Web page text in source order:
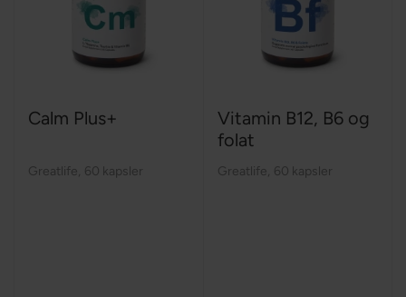
Calm Plus+
Greatlife 60 kapsler
Vitamin B12, B6 og
folat
Greatlife 60 kapsler